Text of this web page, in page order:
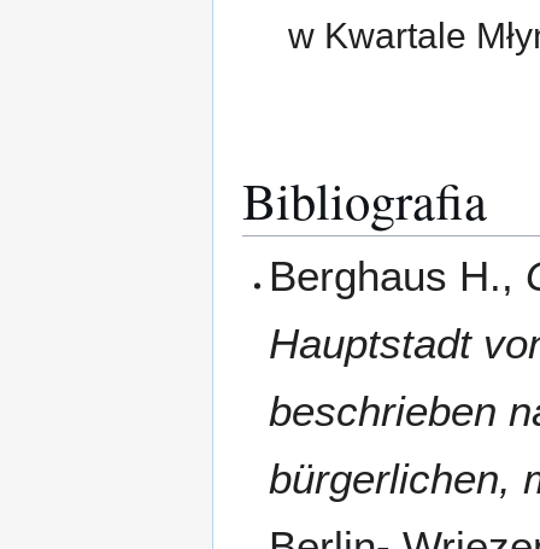
w Kwartale
Bibliografia
Berghaus H.,
Hauptstadt
beschrieben
bürgerlichen,